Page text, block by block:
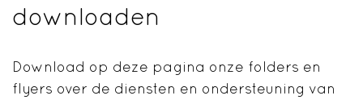
downloaden
Download op deze pagina onze folders en
flyers over de diensten en ondersteuning van